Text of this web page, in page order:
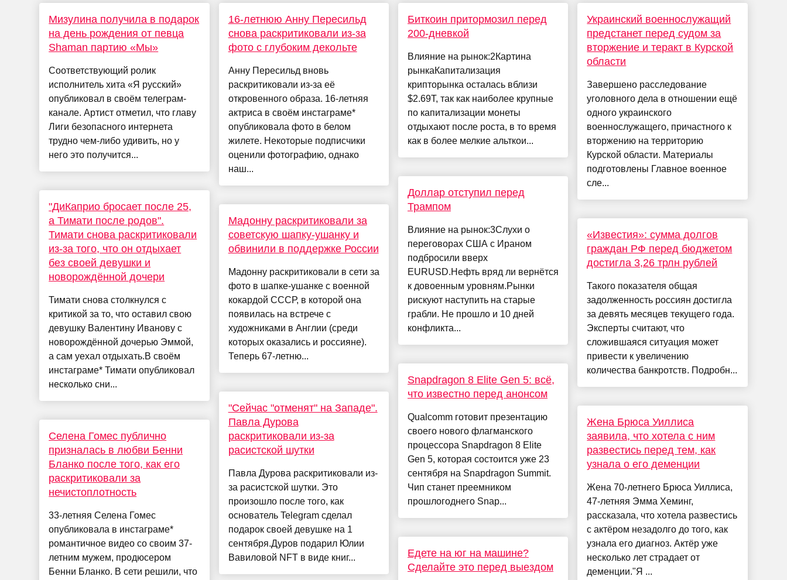
Мизулина получила в подарок
на день рождения от певца
Shaman партию «Мы»
Соответствующий ролик
исполнитель хита «Я русский»
опубликовал в своём телеграм-
канале. Артист отметил, что главу
Лиги безопасного интернета
трудно чем-либо удивить, но у
него это получится...
"ДиКаприо бросает после 25,
а Тимати после родов".
Тимати снова раскритиковали
из-за того, что он отдыхает
без своей девушки и
новорождённой дочери
Тимати снова столкнулся с
критикой за то, что оставил свою
девушку Валентину Иванову с
новорождённой дочерью Эммой,
а сам уехал отдыхать.В своём
инстаграме* Тимати опубликовал
несколько сни...
Селена Гомес публично
призналась в любви Бенни
Бланко после того, как его
раскритиковали за
нечистоплотность
33-летняя Селена Гомес
опубликовала в инстаграме*
романтичное видео со своим 37-
летним мужем, продюсером
Бенни Бланко. В сети решили, что
16-летнюю Анну Пересильд
снова раскритиковали из-за
фото с глубоким декольте
Анну Пересильд вновь
раскритиковали из-за её
откровенного образа. 16-летняя
актриса в своём инстаграме*
опубликовала фото в белом
жилете. Некоторые подписчики
оценили фотографию, однако
наш...
Мадонну раскритиковали за
советскую шапку-ушанку и
обвинили в поддержке России
Мадонну раскритиковали в сети за
фото в шапке-ушанке с военной
кокардой СССР, в которой она
появилась на встрече с
художниками в Англии (среди
которых оказались и россияне).
Теперь 67-летню...
"Сейчас "отменят" на Западе".
Павла Дурова
раскритиковали из-за
расистской шутки
Павла Дурова раскритиковали из-
за расистской шутки. Это
произошло после того, как
основатель Telegram сделал
подарок своей девушке на 1
сентября.Дуров подарил Юлии
Вавиловой NFT в виде книг...
Биткоин притормозил перед
200-дневкой
Влияние на рынок:2Картина
рынкаКапитализация
крипторынка осталась вблизи
$2.69T, так как наиболее крупные
по капитализации монеты
отдыхают после роста, в то время
как в более мелкие альткои...
Доллар отступил перед
Трампом
Влияние на рынок:3Слухи о
переговорах США с Ираном
подбросили вверх
EURUSD.Нефть вряд ли вернётся
к довоенным уровням.Рынки
рискуют наступить на старые
грабли. Не прошло и 10 дней
конфликта...
Snapdragon 8 Elite Gen 5: всё,
что известно перед анонсом
Qualcomm готовит презентацию
своего нового флагманского
процессора Snapdragon 8 Elite
Gen 5, которая состоится уже 23
сентября на Snapdragon Summit.
Чип станет преемником
прошлогоднего Snap...
Едете на юг на машине?
Сделайте это перед выездом
Украинский военнослужащий
предстанет перед судом за
вторжение и теракт в Курской
области
Завершено расследование
уголовного дела в отношении ещё
одного украинского
военнослужащего, причастного к
вторжению на территорию
Курской области. Материалы
подготовлены Главное военное
сле...
«Известия»: сумма долгов
граждан РФ перед бюджетом
достигла 3,26 трлн рублей
Такого показателя общая
задолженность россиян достигла
за девять месяцев текущего года.
Эксперты считают, что
сложившаяся ситуация может
привести к увеличению
количества банкротств. Подробн...
Жена Брюса Уиллиса
заявила, что хотела с ним
развестись перед тем, как
узнала о его деменции
Жена 70-летнего Брюса Уиллиса,
47-летняя Эмма Хеминг,
рассказала, что хотела развестись
с актёром незадолго до того, как
узнала его диагноз. Актёр уже
несколько лет страдает от
деменции."Я ...